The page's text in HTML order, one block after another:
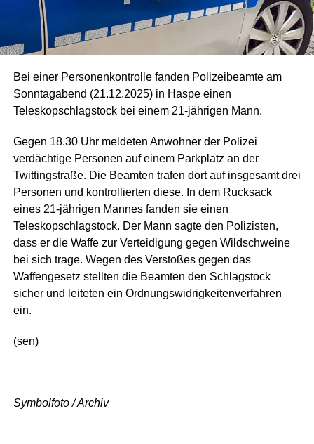
Bei einer Personenkontrolle fanden Polizeibeamte am
Sonntagabend (21.12.2025) in Haspe einen
Teleskopschlagstock bei einem 21-jährigen Mann.
Gegen 18.30 Uhr meldeten Anwohner der Polizei
verdächtige Personen auf einem Parkplatz an der
Twittingstraße. Die Beamten trafen dort auf insgesamt drei
Personen und kontrollierten diese. In dem Rucksack
eines 21-jährigen Mannes fanden sie einen
Teleskopschlagstock. Der Mann sagte den Polizisten,
dass er die Waffe zur Verteidigung gegen Wildschweine
bei sich trage. Wegen des Verstoßes gegen das
Waffengesetz stellten die Beamten den Schlagstock
sicher und leiteten ein Ordnungswidrigkeitenverfahren
ein.
(sen)
Symbolfoto / Archiv